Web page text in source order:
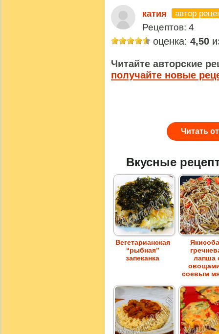
катия автор
Рецептов: 4
оценка: 4,50
Читайте авторские
получайте новые
Читать
Вкусные
Вегетарианская
“рыбная”
запеканка
лапша
соевым